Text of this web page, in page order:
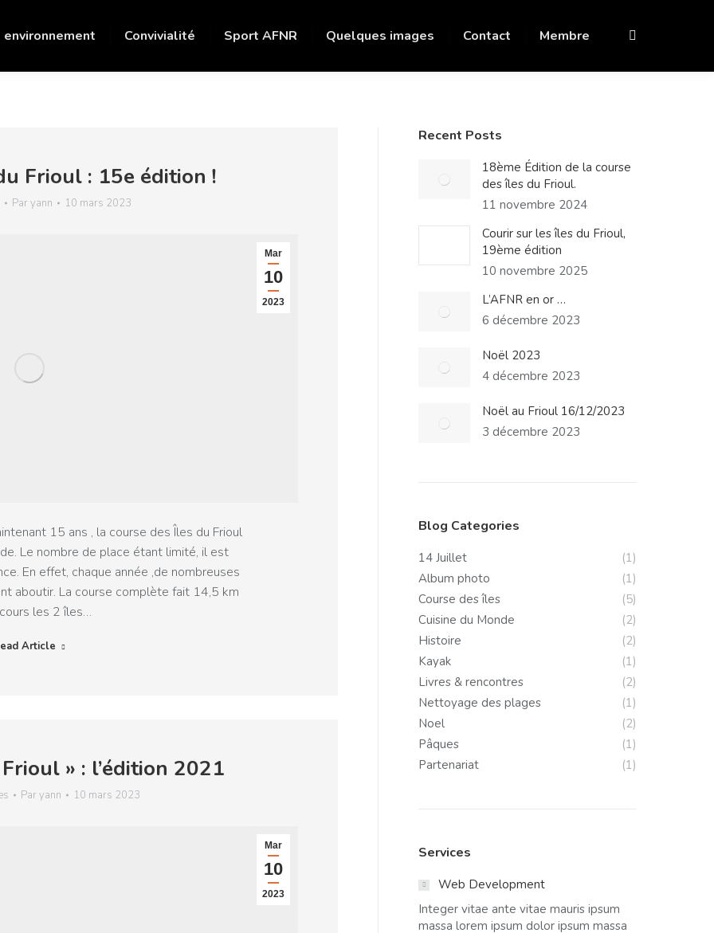
environnement Convivialité Sport AFNR Quelques images Contact Membre
Recherche
Frioul : 15e édition !
Par yann 10 mars 2023
Mar
10
2023
15 ans , la course des Îles du Frioul
Le nombre de place étant limité, il est
En effet, chaque année ,de nombreuses
aboutir. La course complète fait 14,5 km
les 2 îles…
Article
Frioul » : l’édition 2021
Par yann 10 mars 2023
Mar
10
2023
Recent Posts
18ème Édition de la course
des îles du Frioul.
11 novembre 2024
Courir sur les îles du Frioul,
19ème édition
10 novembre 2025
L’AFNR en or …
6 décembre 2023
Noël 2023
4 décembre 2023
Noël au Frioul 16/12/2023
3 décembre 2023
Blog Categories
14 Juillet
(1)
Album photo
(1)
Course des îles
(5)
Cuisine du Monde
(2)
Histoire
(2)
Kayak
(1)
Livres & rencontres
(2)
Nettoyage des plages
(1)
Noel
(2)
Pâques
(1)
Partenariat
(1)
Services
Web Development
Integer vitae ante vitae mauris ipsum
massa lorem ipsum dolor ipsum massa